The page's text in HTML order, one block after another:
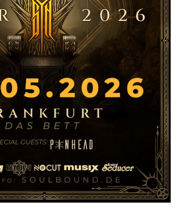
Contact
Jobs
Tickets & Merch